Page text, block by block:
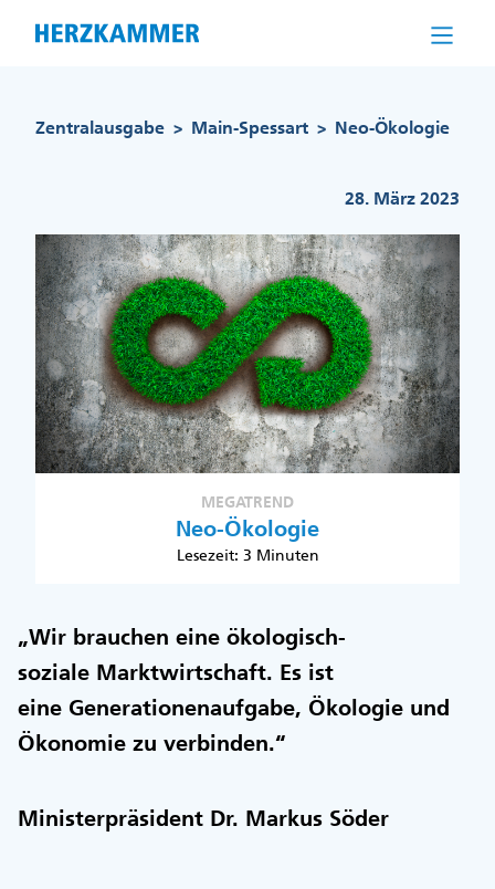
Zentralausgabe > Main-Spessart > Neo-Ökologie
28. März 2023
MEGATREND
Neo-Ökologie
Lesezeit: 3 Minuten
„Wir brauchen eine ökologisch-
soziale Marktwirtschaft. Es ist
eine Generationenaufgabe, Ökologie und
Ökonomie zu verbinden.“
Ministerpräsident Dr. Markus Söder